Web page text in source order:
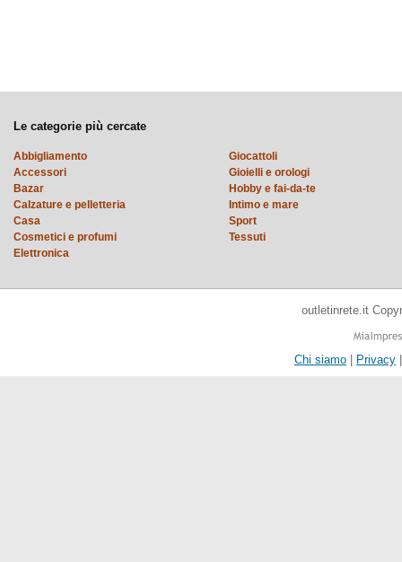
Le categorie più cercate
Abbigliamento
Accessori
Bazar
Calzature e pelletteria
Casa
Cosmetici e profumi
Elettronica
Giocattoli
Gioielli e orologi
Hobby e fai-da-te
Intimo e mare
Sport
Tessuti
outletinrete.it
Chi siamo | Privacy